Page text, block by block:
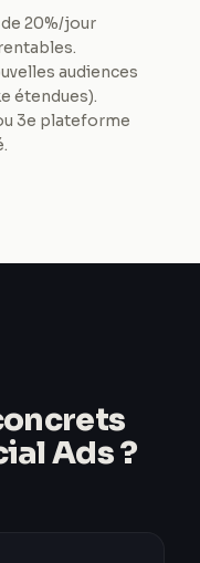
20%/jour
audiences
étendues).
3e plateforme
Ads ?